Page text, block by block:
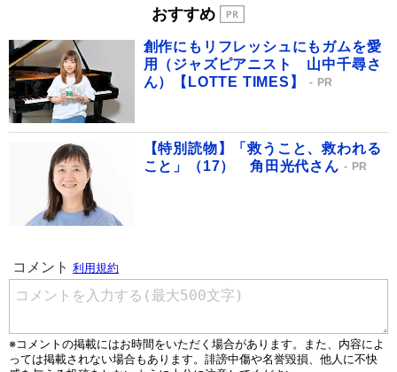
おすすめ
創作にもリフレッシュにもガムを愛
用（ジャズピアニスト 山中千尋さ
ん）【LOTTE TIMES】
PR
【特別読物】「救うこと、救われる
こと」（17） 角田光代さん
PR